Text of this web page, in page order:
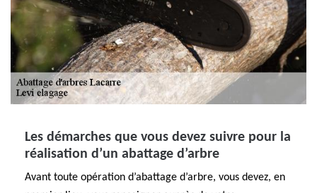
Les démarches que vous devez suivre pour la
réalisation d’un abattage d’arbre
Avant toute opération d’abattage d’arbre, vous devez, en